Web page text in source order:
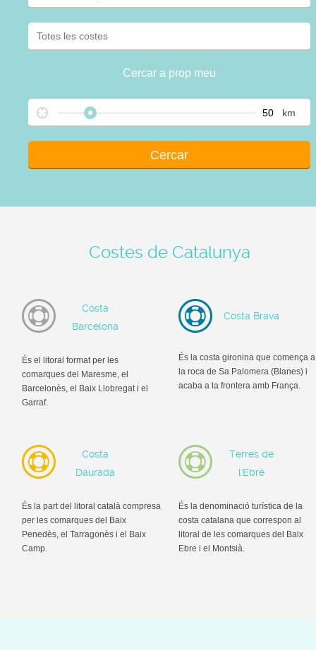
Cercar a prop meu
km
Costes de Catalunya
Costa
Barcelona
És el litoral format per les
comarques del Maresme, el
Barcelonès, el Baix Llobregat i el
Garraf.
Costa Brava
És la costa gironina que comença a
la roca de Sa Palomera (Blanes) i
acaba a la frontera amb França.
Costa
Daurada
És la part del litoral català compresa
per les comarques del Baix
Penedès, el Tarragonès i el Baix
Camp.
Terres de
l'Ebre
És la denominació turística de la
costa catalana que correspon al
litoral de les comarques del Baix
Ebre i el Montsià.